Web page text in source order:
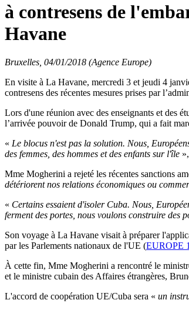
à contresens de
Havane
Bruxelles, 04/01/2018 (Agence Europe)
En visite à La Havane, mercredi 3 et jeudi 4
contresens des récentes mesures prises par
Lors d'une réunion avec des enseignants et des
l’arrivée pouvoir de Donald Trump, qui a fait
« Le blocus n'est pas la solution. Nous,
des femmes, des hommes et des enfants sur l'île
Mme Mogherini a rejeté les récentes sanctions
détériorent nos relations économiques ou
« Certains essaient d'isoler Cuba. Nous,
ferment des portes, nous voulons construire des
Son voyage à La Havane visait à préparer
par les Parlements nationaux de l'UE (EUROPE
À cette fin, Mme Mogherini a rencontré le
et le ministre cubain des Affaires étrangères,
L'accord de coopération UE/Cuba sera « un